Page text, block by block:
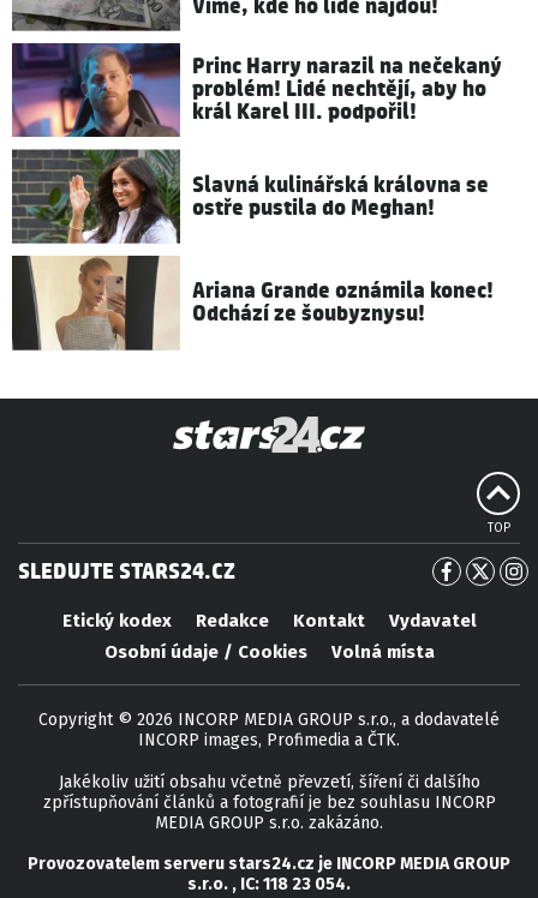
Víme, kde ho lidé najdou!
Princ Harry narazil na nečekaný
problém! Lidé nechtějí, aby ho
král Karel III. podpořil!
Slavná kulinářská královna se
ostře pustila do Meghan!
Ariana Grande oznámila konec!
Odchází ze šoubyznysu!
TOP
SLEDUJTE STARS24.CZ
Etický kodex Redakce Kontakt
Vydavatel
Osobní údaje / Cookies
Volná místa
Copyright © 2026 INCORP MEDIA GROUP s.r.o., a dodavatelé
INCORP images, Profimedia a ČTK.
Jakékoliv užití obsahu včetně převzetí, šíření či dalšího
zpřístupňování článků a fotografií je bez souhlasu INCORP
MEDIA GROUP s.r.o. zakázáno.
Provozovatelem serverustars24.cz je INCORP MEDIA GROUP
s.r.o. , IC:118 23 054.